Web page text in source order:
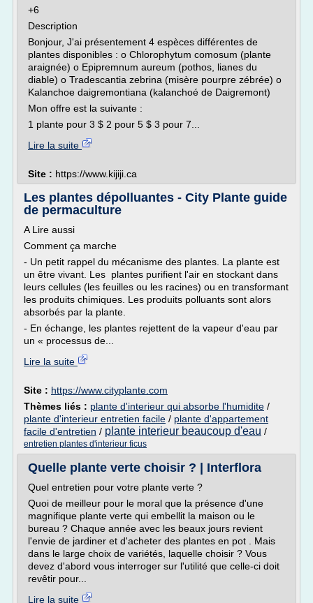
+6
Description
Bonjour, J'ai présentement 4 espèces différentes de
plantes disponibles : o Chlorophytum comosum (plante
araignée) o Epipremnum aureum (pothos, lianes du
diable) o Tradescantia zebrina (misère pourpre zébrée) o
Kalanchoe daigremontiana (kalanchoé de Daigremont)
Mon offre est la suivante :
1 plante pour 3 $ 2 pour 5 $ 3 pour 7...
Lire la suite
Site : https://www.kijiji.ca
Les plantes dépolluantes - City Plante guide
de permaculture
A Lire aussi
Comment ça marche
- Un petit rappel du mécanisme des plantes. La plante est
un être vivant. Les plantes purifient l'air en stockant dans
leurs cellules (les feuilles ou les racines) ou en transformant
les produits chimiques. Les produits polluants sont alors
absorbés par la plante.
- En échange, les plantes rejettent de la vapeur d'eau par
un « processus de...
Lire la suite
Site : https://www.cityplante.com
Thèmes liés : plante d'interieur qui absorbe l'humidite /
plante d'interieur entretien facile / plante d'appartement
facile d'entretien / plante interieur beaucoup d'eau /
entretien plantes d'interieur ficus
Quelle plante verte choisir ? | Interflora
Quel entretien pour votre plante verte ?
Quoi de meilleur pour le moral que la présence d'une
magnifique plante verte qui embellit la maison ou le
bureau ? Chaque année avec les beaux jours revient
l'envie de jardiner et d'acheter des plantes en pot . Mais
dans le large choix de variétés, laquelle choisir ? Vous
devez d'abord vous interroger sur l'utilité que celle-ci doit
revêtir pour...
Lire la suite